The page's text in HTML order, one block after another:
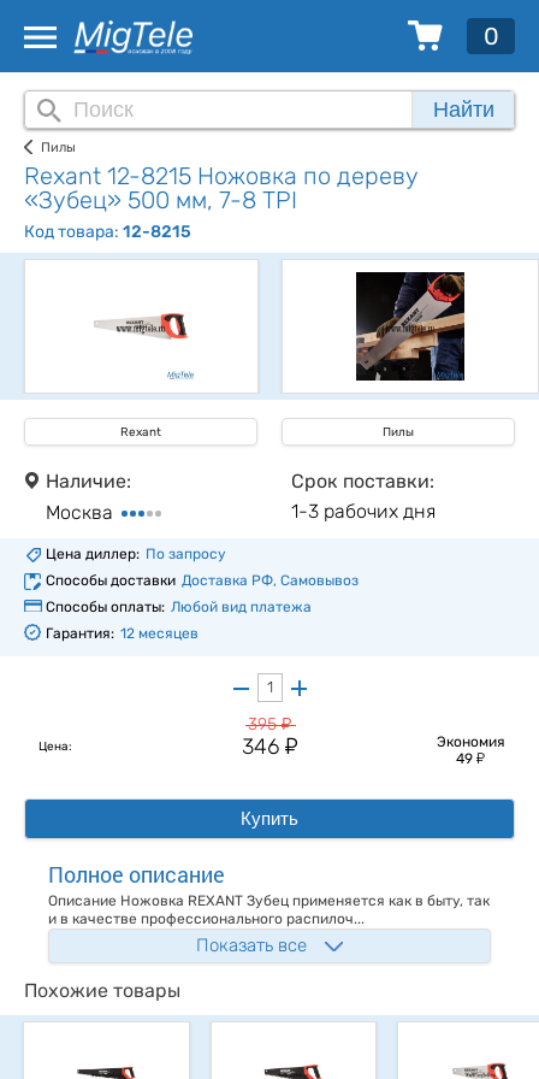
0
Найти
Пилы
Rexant 12-8215 Ножовка по дереву
«Зубец» 500 мм, 7-8 TPI
Код товара: 12-8215
Rexant Пилы
Наличие:
Москва
Срок поставки:
1-3 рабочих дня
Цена диллер: По запросу
Способы доставки Доставка РФ, Самовывоз
Способы оплаты: Любой вид платежа
Гарантия: 12 месяцев
Цена:
395у
346 у
Экономия
49у
Купить
Полное описание
Описание Ножовка REXANT Зубец применяется как в быту, так
и в качестве профессионального распилоч...
Показать все
Похожие товары